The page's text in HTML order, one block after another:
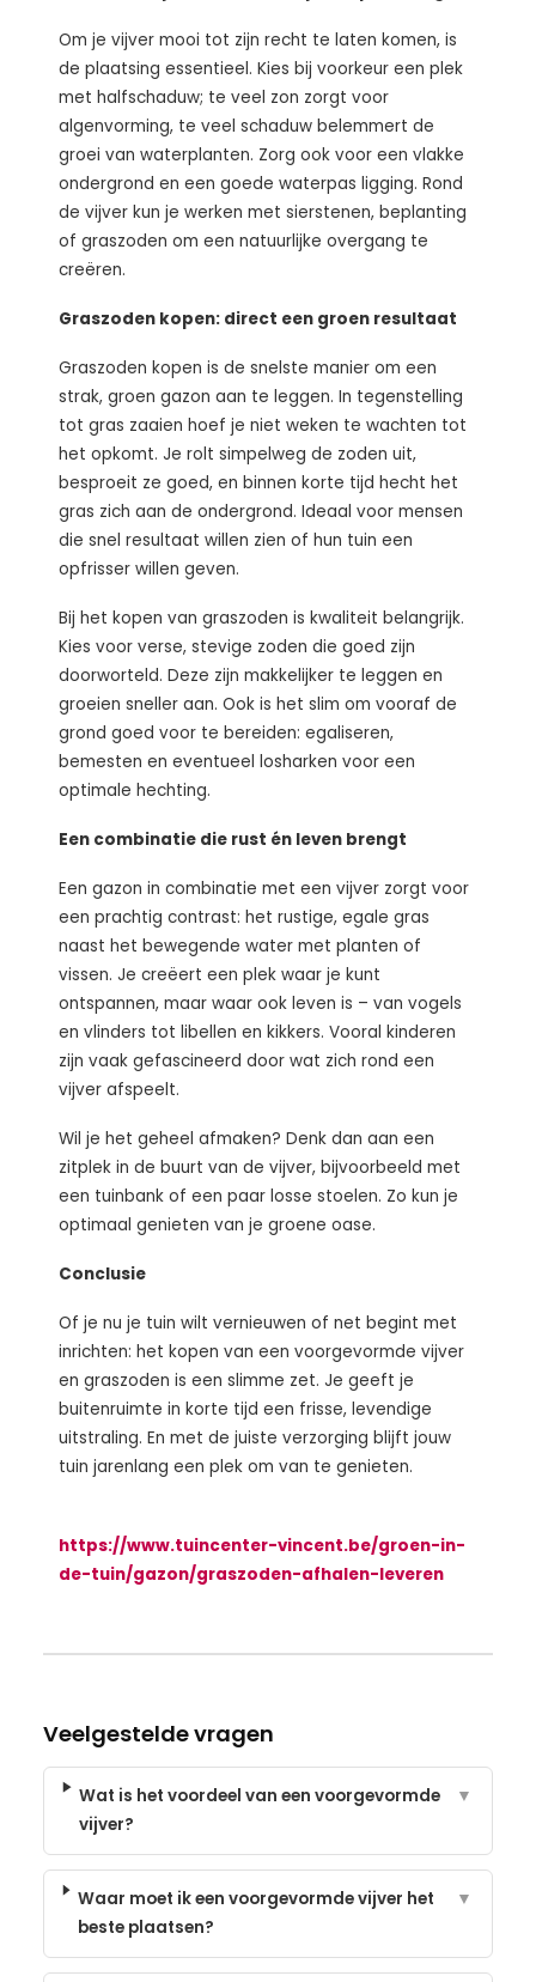
Om je vijver mooi tot zijn recht te laten komen, is
de plaatsing essentieel. Kies bij voorkeur een plek
met halfschaduw; te veel zon zorgt voor
algenvorming, te veel schaduw belemmert de
groei van waterplanten. Zorg ook voor een vlakke
ondergrond en een goede waterpas ligging. Rond
de vijver kun je werken met sierstenen, beplanting
of graszoden om een natuurlijke overgang te
creëren.
Graszoden kopen: direct een groen resultaat
Graszoden kopen is de snelste manier om een
strak, groen gazon aan te leggen. In tegenstelling
tot gras zaaien hoef je niet weken te wachten tot
het opkomt. Je rolt simpelweg de zoden uit,
besproeit ze goed, en binnen korte tijd hecht het
gras zich aan de ondergrond. Ideaal voor mensen
die snel resultaat willen zien of hun tuin een
opfrisser willen geven.
Bij het kopen van graszoden is kwaliteit belangrijk.
Kies voor verse, stevige zoden die goed zijn
doorworteld. Deze zijn makkelijker te leggen en
groeien sneller aan. Ook is het slim om vooraf de
grond goed voor te bereiden: egaliseren,
bemesten en eventueel losharken voor een
optimale hechting.
Een combinatie die rust én leven brengt
Een gazon in combinatie met een vijver zorgt voor
een prachtig contrast: het rustige, egale gras
naast het bewegende water met planten of
vissen. Je creëert een plek waar je kunt
ontspannen, maar waar ook leven is – van vogels
en vlinders tot libellen en kikkers. Vooral kinderen
zijn vaak gefascineerd door wat zich rond een
vijver afspeelt.
Wil je het geheel afmaken? Denk dan aan een
zitplek in de buurt van de vijver, bijvoorbeeld met
een tuinbank of een paar losse stoelen. Zo kun je
optimaal genieten van je groene oase.
Conclusie
Of je nu je tuin wilt vernieuwen of net begint met
inrichten: het kopen van een voorgevormde vijver
en graszoden is een slimme zet. Je geeft je
buitenruimte in korte tijd een frisse, levendige
uitstraling. En met de juiste verzorging blijft jouw
tuin jarenlang een plek om van te genieten.
https://www.tuincenter-vincent.be/groen-in-
de-tuin/gazon/graszoden-afhalen-leveren
Veelgestelde vragen
Wat is het voordeel van een voorgevormde
vijver?
▼
Waar moet ik een voorgevormde vijver het
beste plaatsen?
▼